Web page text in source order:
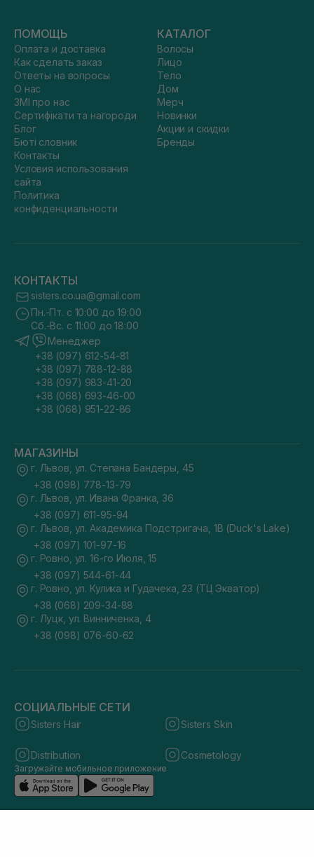
ПОМОЩЬ
Оплата и доставка
Как сделать заказ
Ответы на вопросы
О нас
ЗМІ про нас
Сертифікати та нагороди
Блог
Бюті словник
Контакты
Условия использования
сайта
Политика
конфиденциальности
КАТАЛОГ
Волосы
Лицо
Тело
Дом
Мерч
Новинки
Акции и скидки
Бренды
КОНТАКТЫ
sisters.co.ua@gmail.com
Пн.-Пт. с 10:00 до 19:00
Сб.-Вс. с 11:00 до 18:00
Менеджер
+38 (097) 612-54-81
+38 (097) 788-12-88
+38 (097) 983-41-20
+38 (068) 693-46-00
+38 (068) 951-22-86
МАГАЗИНЫ
г. Львов, ул. Степана Бандеры, 45
+38 (098) 778-13-79
г. Львов, ул. Ивана Франка, 36
+38 (097) 611-95-94
г. Львов, ул. Академика Подстригача, 1В (Duck's Lake)
+38 (097) 101-97-16
г. Ровно, ул. 16-го Июля, 15
+38 (097) 544-61-44
г. Ровно, ул. Кулика и Гудачека, 23 (ТЦ Экватор)
+38 (068) 209-34-88
г. Луцк, ул. Винниченка, 4
+38 (098) 076-60-62
СОЦИАЛЬНЫЕ СЕТИ
Sisters Hair Sisters Skin
Distribution Cosmetology
Загружайте мобильное приложение